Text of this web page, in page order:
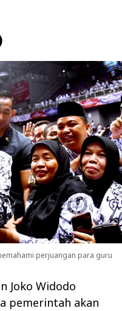
perjuangan para guru
Joko Widodo
pemerintah akan